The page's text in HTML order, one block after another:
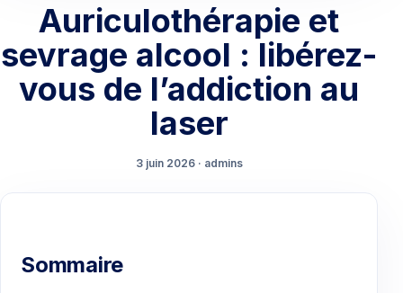
Auriculothérapie et
sevrage alcool : libérez-
vous de l’addiction au
laser
3 juin 2026 · admins
Sommaire